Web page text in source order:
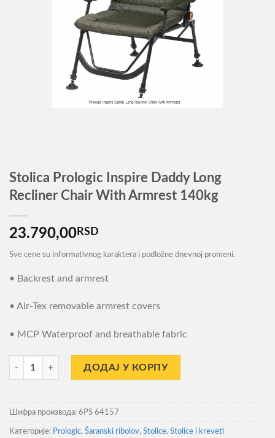
Stolica Prologic Inspire Daddy Long
Recliner Chair With Armrest 140kg
23.790,00RSD
Sve cene su informativnog karaktera i podložne dnevnoj promeni.
• Backrest and armrest
• Air-Tex removable armrest covers
• MCP Waterproof and breathable fabric
Stolica Prologic Inspire Daddy Long Recliner Chair With Armrest
ДОДАЈ У КОРПУ
Шифра производа: 6PS 64157
Категорије: Prologic, Šaranski ribolov, Stolice, Stolice i kreveti